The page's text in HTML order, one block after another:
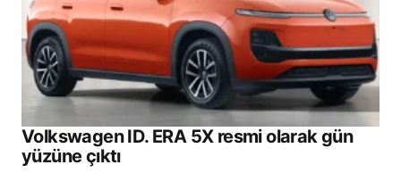
Volkswagen ID. ERA 5X resmi olarak gün
yüzüne çıktı